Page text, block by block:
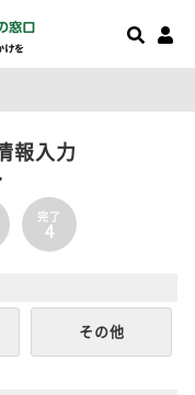
報入力
完了
4
その他